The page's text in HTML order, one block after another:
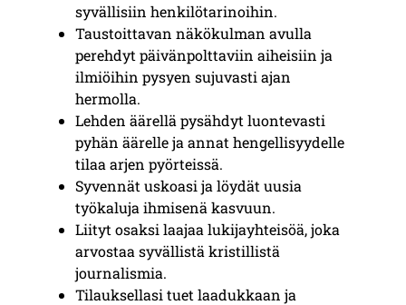
syvällisiin henkilötarinoihin.
Taustoittavan näkökulman avulla
perehdyt päivänpolttaviin aiheisiin ja
ilmiöihin pysyen sujuvasti ajan
hermolla.
Lehden äärellä pysähdyt luontevasti
pyhän äärelle ja annat hengellisyydelle
tilaa arjen pyörteissä.
Syvennät uskoasi ja löydät uusia
työkaluja ihmisenä kasvuun.
Liityt osaksi laajaa lukijayhteisöä, joka
arvostaa syvällistä kristillistä
journalismia.
Tilauksellasi tuet laadukkaan ja